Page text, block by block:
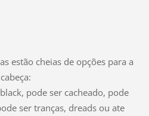
estão cheias de opções para a
pode ser cacheado, pode
ser tranças, dreads ou ate